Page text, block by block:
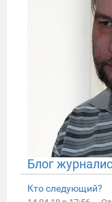
Блог
Кто следующий?